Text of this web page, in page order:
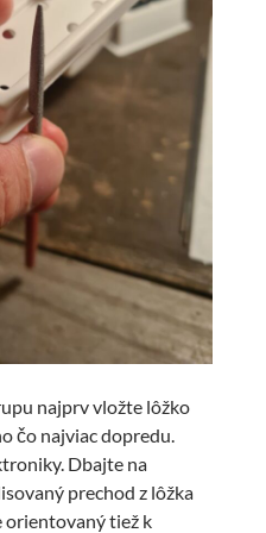
najprv vložte lôžko
čo najviac dopredu.
Dbajte na
prechod z lôžka
tiež k